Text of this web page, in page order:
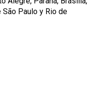
São Paulo y Rio de